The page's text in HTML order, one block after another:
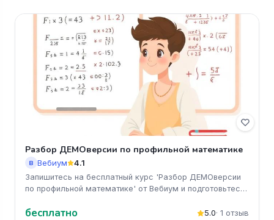
Разбор ДЕМОверсии по профильной математике
В Вебиум 4.1
Запишитесь на бесплатный курс 'Разбор ДЕМОверсии
по профильной математике' от Вебиум и подготовьтесь
бесплатно 5.0· 1 отзыв